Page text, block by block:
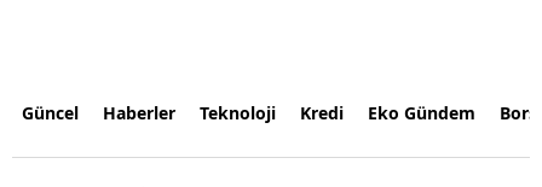
Güncel Haberler Teknoloji Kredi Eko Gündem